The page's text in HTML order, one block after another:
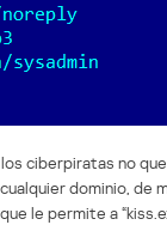
ciberpiratas no
dominio, de
le permite a